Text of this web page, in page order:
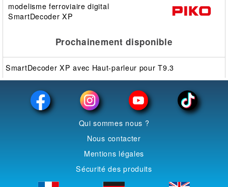
modelisme ferroviaire digital
SmartDecoder XP
Prochainement disponible
SmartDecoder XP avec Haut-parleur pour T9.3
Qui sommes nous ?
Nous contacter
Mentions légales
Sécurité des produits